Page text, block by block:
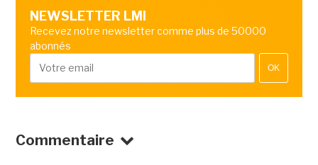
NEWSLETTER LMI
Recevez notre newsletter comme plus de 50000
abonnés
OK
Commentaire